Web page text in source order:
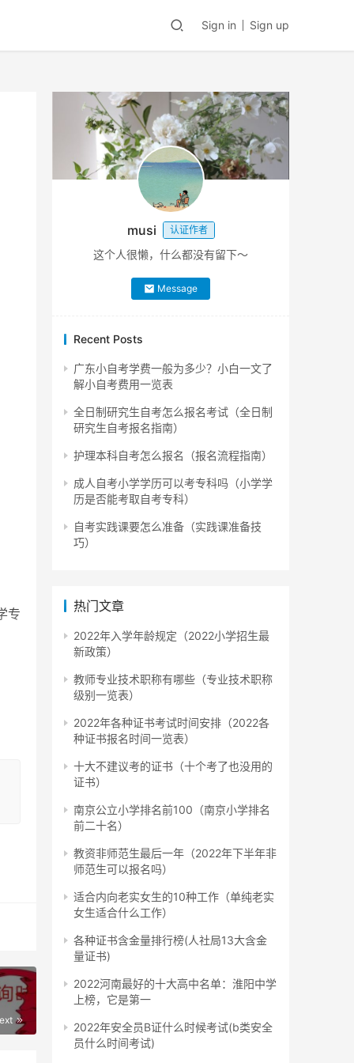
Sign in Sign up
专
为
musi 认证作者
这个人很懒，什么都没有留下～
Message
Recent Posts
广东小自考学费一般为多少？小白一文了
解小自考费用一览表
全日制研究生自考怎么报名考试（全日制
研究生自考报名指南）
护理本科自考怎么报名（报名流程指南）
成人自考小学学历可以考专科吗（小学学
历是否能考取自考专科）
自考实践课要怎么准备（实践课准备技
巧）
热门文章
2022年入学年龄规定（2022小学招生最
新政策）
教师专业技术职称有哪些（专业技术职称
级别一览表）
2022年各种证书考试时间安排（2022各
种证书报名时间一览表）
十大不建议考的证书（十个考了也没用的
证书）
南京公立小学排名前100（南京小学排名
前二十名）
教资非师范生最后一年（2022年下半年非
师范生可以报名吗）
适合内向老实女生的10种工作（单纯老实
女生适合什么工作）
各种证书含金量排行榜(人社局13大含金
量证书)
2022河南最好的十大高中名单：淮阳中学
上榜，它是第一
2022年安全员B证什么时候考试(b类安全
员什么时间考试)